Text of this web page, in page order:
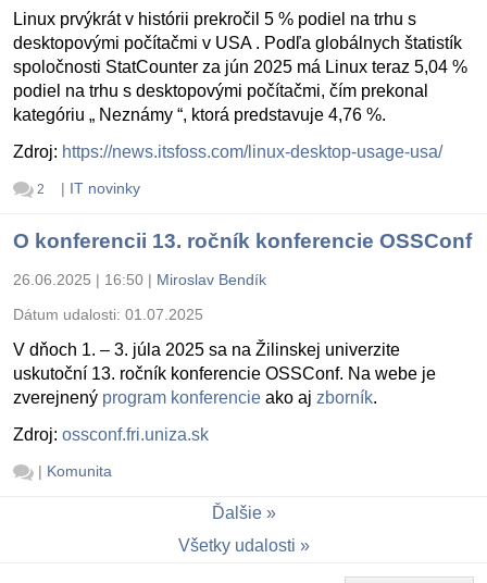
Linux prvýkrát v histórii prekročil 5 % podiel na trhu s
desktopovými počítačmi v USA . Podľa globálnych štatistík
spoločnosti StatCounter za jún 2025 má Linux teraz 5,04 %
podiel na trhu s desktopovými počítačmi, čím prekonal
kategóriu „ Neznámy “, ktorá predstavuje 4,76 %.
Zdroj: https://news.itsfoss.com/linux-desktop-usage-usa/
2 | IT novinky
O konferencii 13. ročník konferencie OSSConf
26.06.2025 | 16:50 | Miroslav Bendík
Dátum udalosti: 01.07.2025
V dňoch 1. – 3. júla 2025 sa na Žilinskej univerzite
uskutoční 13. ročník konferencie OSSConf. Na webe je
zverejnený program konferencie ako aj zborník.
Zdroj: ossconf.fri.uniza.sk
| Komunita
Ďalšie
Všetky udalosti